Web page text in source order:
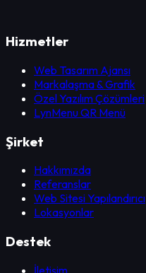
Hizmetler
Web Tasarım Ajansı
Markalaşma & Grafik
Özel Yazılım Çözümleri
LynMenu QR Menü
Şirket
Hakkımızda
Referanslar
Web Sitesi Yapılandırıcı
Lokasyonlar
Destek
İletişim